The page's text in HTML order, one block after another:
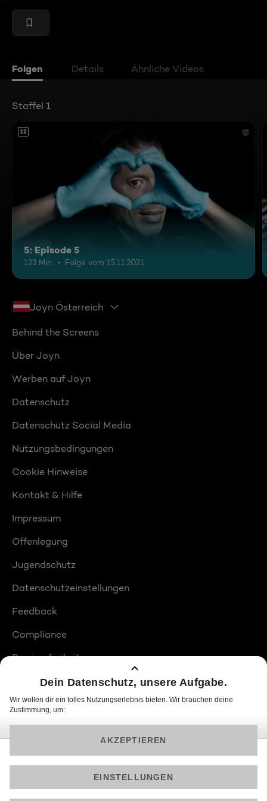
Folgen Details Ähnliche Videos
Staffel 1
12
5: Episode 5
123 Min. Folge vom 15.11.2021
Joyn Österreich
Behind the Screens
Über Joyn
Werben auf Joyn
Datenschutz
Datenschutz Social Media
Nutzungsbedingungen
Cookie Hinweise
Kontakt & Hilfe
Impressum
Offenlegung
Jugendschutz
Datenschutzeinstellungen
Feedback
Compliance
Barrierefreiheit
Produktplatzierungen